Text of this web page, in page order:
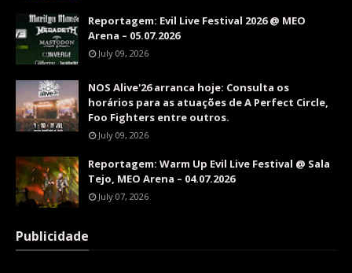
Reportagem: Evil Live Festival 2026 @ MEO
Arena – 05.07.2026
July 09, 2026
NOS Alive'26 arranca hoje: Consulta os
horários para as atuações de A Perfect Circle,
Foo Fighters entre outros.
July 09, 2026
Reportagem: Warm Up Evil Live Festival @ Sala
Tejo, MEO Arena – 04.07.2026
July 07, 2026
Publicidade